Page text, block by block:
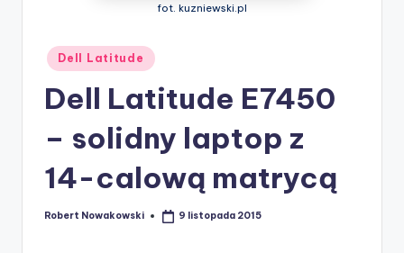
fot. kuzniewski.pl
Posted
in
Dell Latitude
Dell Latitude E7450
– solidny laptop z
14-calową matrycą
Posted
Robert Nowakowski 9 listopada 2015